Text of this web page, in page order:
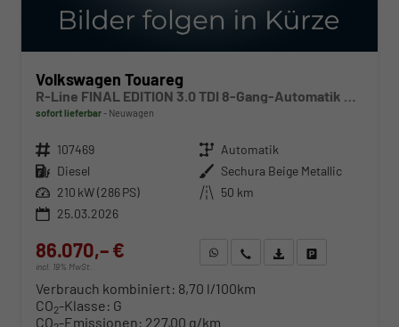
Volkswagen Touareg
R-Line FINAL EDITION 3.0 TDI 8-Gang-Automatik 4MOTION
sofort lieferbar Neuwagen
Fahrzeugnr. 107469 Getriebe Automatik
Kraftstoff Diesel Außenfarbe Sechura Beige Metallic
Leistung 210 kW (286 PS) Kilometerstand 50 km
25.03.2026
86.070,– €
incl. 19% MwSt.
WhatsApp anfragen
Wir rufen Sie anFahrzeugexposé (PDF)
Verbrauch kombiniert: 8,70 l/100km
CO2-Klasse: G
CO -Emissionen: 227,00 g/km